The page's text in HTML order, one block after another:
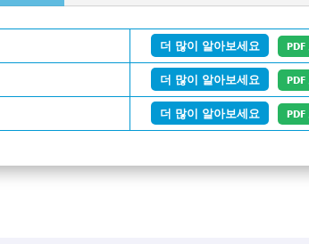
더 많이 알아보세요 PDF
더 많이 알아보세요 PDF
더 많이 알아보세요 PDF